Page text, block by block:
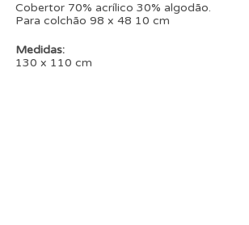
Cobertor 70% acrílico 30% algodão.
Para colchão 98 x 48 10 cm
Medidas:
130 x 110 cm